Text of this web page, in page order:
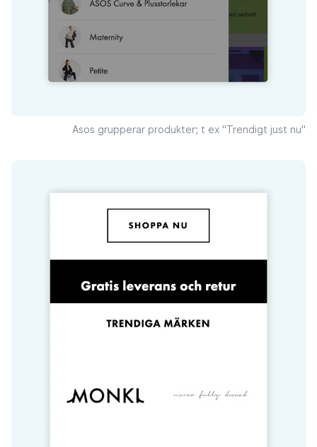
Asos grupperar produkter; t ex "Trendigt just nu"